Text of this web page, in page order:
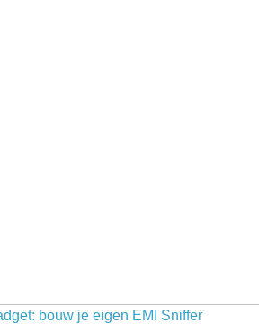
bouw je eigen EMI Sniffer